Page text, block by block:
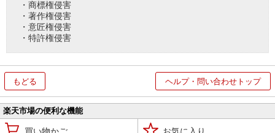
・商標権侵害
・著作権侵害
・意匠権侵害
・特許権侵害
もどる ヘルプ・問い合わせトップ
楽天市場の便利な機能
買い物かご お気に入り